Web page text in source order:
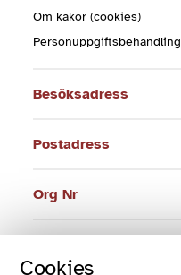
Cookies
Om kakor (cookies)
Personuppgiftsbehandling
Besöksadress
Postadress
Org Nr